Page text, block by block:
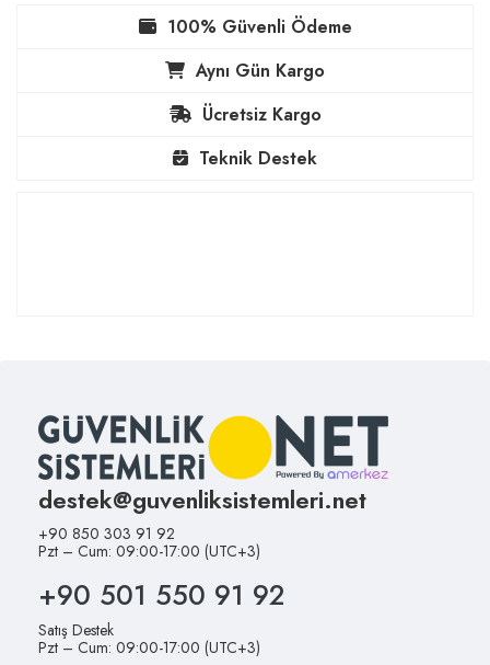
100% Güvenli Ödeme
Aynı Gün Kargo
Ücretsiz Kargo
Teknik Destek
destek@guvenliksistemleri.net
+90 850 303 91 92
Pzt – Cum: 09:00-17:00 (UTC+3)
+90 501 550 91 92
Satış Destek
Pzt – Cum: 09:00-17:00 (UTC+3)